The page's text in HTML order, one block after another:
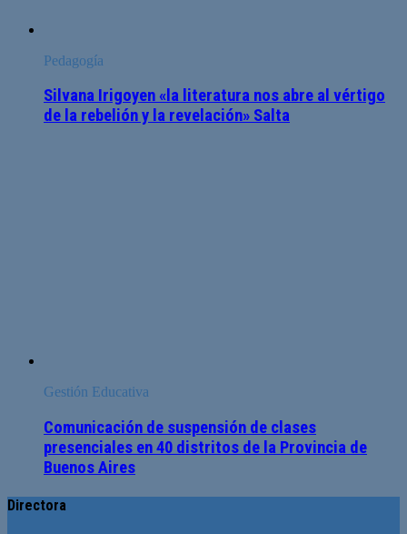
Pedagogía
Silvana Irigoyen «la literatura nos abre al vértigo
de la rebelión y la revelación» Salta
Gestión Educativa
Comunicación de suspensión de clases
presenciales en 40 distritos de la Provincia de
Buenos Aires
Directora